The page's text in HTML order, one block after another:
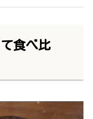
食べ比